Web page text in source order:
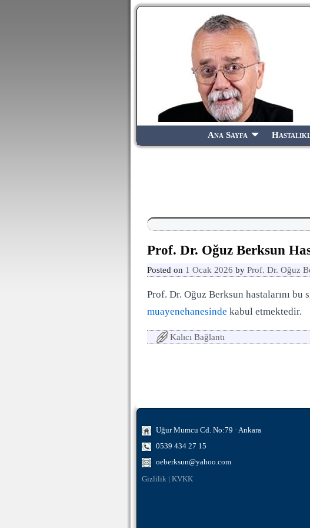
Ana Sayfa
Prof. Dr. Oğuz Berksun
Posted on 1 Ocak 2026 by Prof. Dr. Oğuz
Prof. Dr. Oğuz Berksun hastalarını
muayenehanesinde kabul etmektedir.
Kalıcı Bağlantı
Uğur Mumcu Cd. No:79 · Ankara
0539 434 27 15
oeberksun@yahoo.com
Gizlilik KVKK